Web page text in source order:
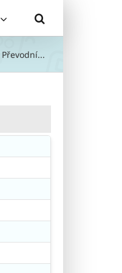
Převodní...